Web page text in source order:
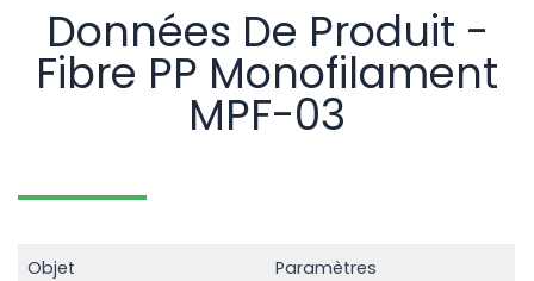
Données De Produit -
Fibre PP Monofilament
MPF-03
Objet
Paramètres